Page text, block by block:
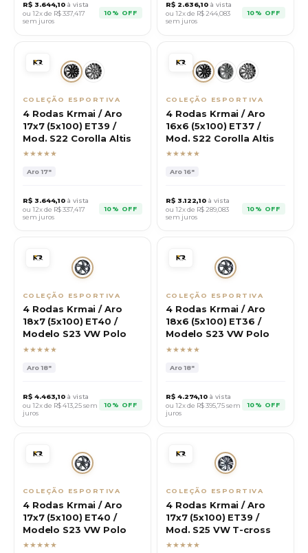
R$ 3.644,10 à vista
ou 12x de R$337,417
sem juros
10% OFF
R$ 2.636,10 à vista
ou 12x de R$ 244,083
sem juros
10% OFF
COLEÇÃO ESPORTIVA
4 Rodas Krmai / Aro
17x7 (5x100) ET39 /
Mod. S22 Corolla Altis
★★★★★
Aro17"
R$ 3.644,10 à vista
ou 12x de R$337,417
sem juros
10% OFF
COLEÇÃO ESPORTIVA
4 Rodas Krmai / Aro
16x6 (5x100) ET37 /
Mod. S22 Corolla Altis
★★★★★
Aro16"
R$ 3.122,10 à vista
ou 12x de R$ 289,083
sem juros
10% OFF
COLEÇÃO ESPORTIVA
4 Rodas Krmai / Aro
18x7 (5x100) ET40 /
Modelo S23 VW Polo
★★★★★
Aro18"
R$ 4.463,10 à vista
ou 12x de R$413,25sem
juros
10% OFF
COLEÇÃO ESPORTIVA
4 Rodas Krmai / Aro
18x6 (5x100) ET36 /
Modelo S23 VW Polo
★★★★★
Aro18"
R$ 4.274,10 à vista
ou 12x de R$395,75sem
juros
10% OFF
COLEÇÃO ESPORTIVA
4 Rodas Krmai / Aro
17x7 (5x100) ET40 /
Modelo S23 VW Polo
★★★★★
COLEÇÃO ESPORTIVA
4 Rodas Krmai / Aro
17x7 (5x100) ET39 /
Mod. S25 VW T-cross
★★★★★